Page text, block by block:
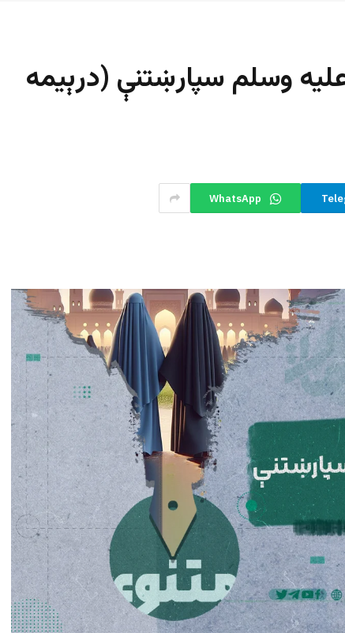
وسلم سپارښتنې (درېیمه
WhatsApp